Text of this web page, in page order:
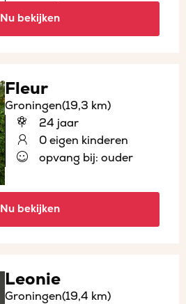
Nu bekijken
Fleur
Groningen(19,3 km)
24 jaar
0 eigen kinderen
opvang bij: ouder
Nu bekijken
Leonie
Groningen(19,4 km)